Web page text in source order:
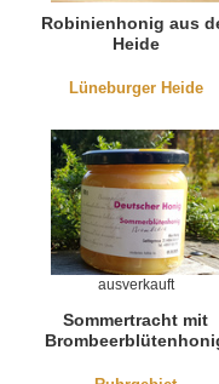
Robinienhonig aus
Heide
Lüneburger Heide
Sommertracht mit
ausverkauft